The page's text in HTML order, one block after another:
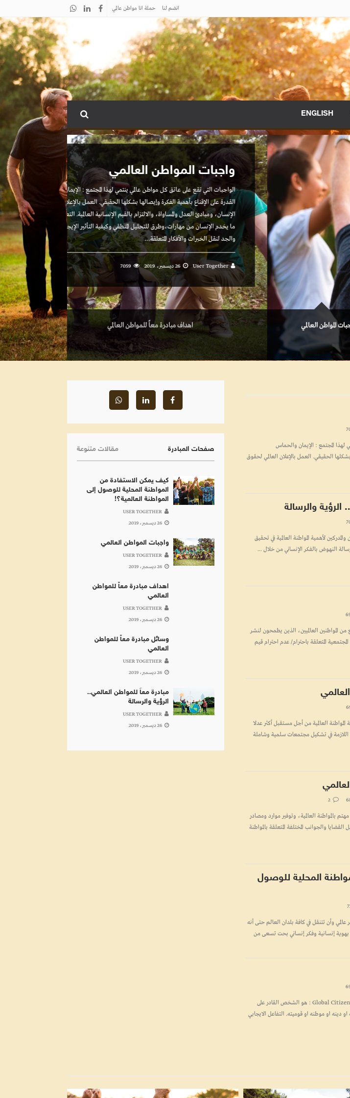
انضم لنا حملة انا مواطن عالمي
ENGLISH
كل
جمع
وسلاما،
والتي تساعد
توفير الفرص
Together
المواطن العالمي اهداف مبادرة معاً للمواطن العالمي
لهذا المجتمع : الإيمان والحماس
الحقيقي. العمل بالإعلان العالمي لحقوق
والرسالة
لأهمية المواطنة العالمية في تحقيق
النهوض بالفكر الإنساني من خلال ...
المواطنين العالميين، الذين يطمحون لنشر
المتعلقة باحترام/ عدم احترام قيم
العالمية من أجل مستقبل أكثر عدلا
اللازمة في تشكيل مجتمعات سلمية وشاملة
2
بالمواطنة العالمية، وتوفير موارد ومصادر
والجوانب المختلفة المتعلقة بالمواطنة
المحلية للوصول
وأن تتنقل في كافة بلدان العالم حتى أنه
بهوية إنسانية وفكر إنساني بحت تسعى من
المواطن العالمي Global Citizens المواطن العالمي Global Citizens : هو الشخص القادر على
دينه او موطنه او قوميته. التفاعل الايجابي
صفحات المبادرة مقالات متنوعة
كيف يمكن الاستفادة من
المواطنة المحلية للوصول إلى
المواطنة العالمية؟!
USER TOGETHER
26 ديسمبر، 2019
واجبات المواطن العالمي
USER TOGETHER
26 ديسمبر، 2019
اهداف مبادرة معاً للمواطن
العالمي
USER TOGETHER
26 ديسمبر، 2019
وسائل مبادرة معاً للمواطن
العالمي
USER TOGETHER
26 ديسمبر، 2019
مبادرة معاَ للمواطن العالمي..
الرؤية والرسالة
USER TOGETHER
26 ديسمبر، 2019